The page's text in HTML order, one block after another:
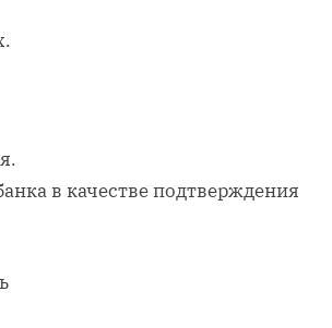
в качестве подтверждения